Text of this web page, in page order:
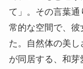
て」。その言葉
常的な空間で、
た。自然体の美し
が同居する、和